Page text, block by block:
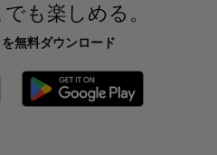
も楽しめる。
無料ダウンロード
App Store からダウンロード